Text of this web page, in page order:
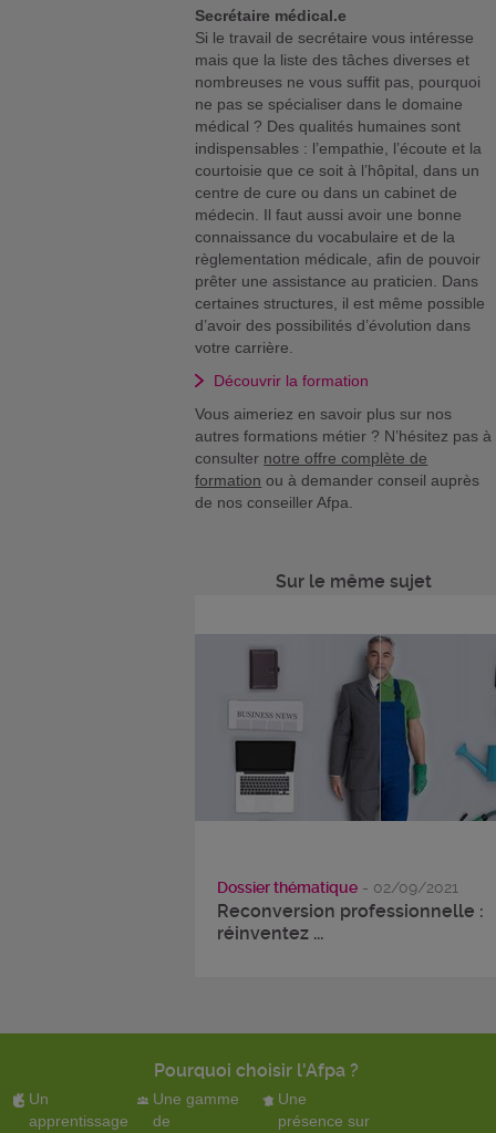
Secrétaire médical.e
Si le travail de secrétaire vous intéresse
mais que la liste des tâches diverses et
nombreuses ne vous suffit pas, pourquoi
ne pas se spécialiser dans le domaine
médical ? Des qualités humaines sont
indispensables : l’empathie, l’écoute et la
courtoisie que ce soit à l’hôpital, dans un
centre de cure ou dans un cabinet de
médecin. Il faut aussi avoir une bonne
connaissance du vocabulaire et de la
règlementation médicale, afin de pouvoir
prêter une assistance au praticien. Dans
certaines structures, il est même possible
d’avoir des possibilités d’évolution dans
votre carrière.
Découvrir la formation
Vous aimeriez en savoir plus sur nos
autres formations métier ? N’hésitez pas à
consulter notre offre complète de
formation ou à demander conseil auprès
de nos conseiller Afpa.
Sur le même sujet
Dossier thématique - 02/09/2021
Reconversion professionnelle :
réinventez ...
Pourquoi choisir l'Afpa ?
Un
apprentissage
Une gamme
de
Une
présence sur